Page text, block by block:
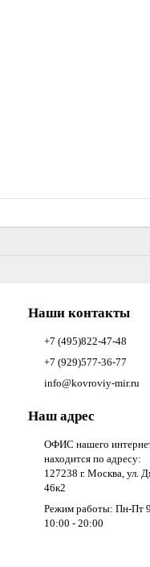
Наши контакты
+7 (495)822-47-48
+7 (929)577-36-77
info@kovroviy-mir.ru
Наш адрес
ОФИС нашего
находится по адресу:
127238 г. Москва, ул.
46к2
Режим работы: Пн-Пт
10:00 - 20:00